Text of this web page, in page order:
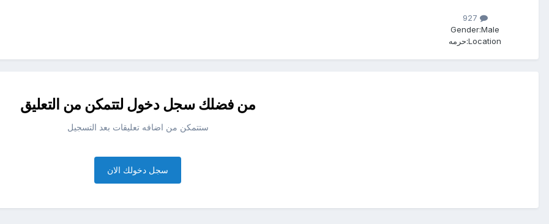
Gender:Male
Location: حرمه
من فضلك سجل دخول لتتمكن من التعليق
ستتمكن من اضافه تعليقات بعد التسجيل
سجل دخولك الان